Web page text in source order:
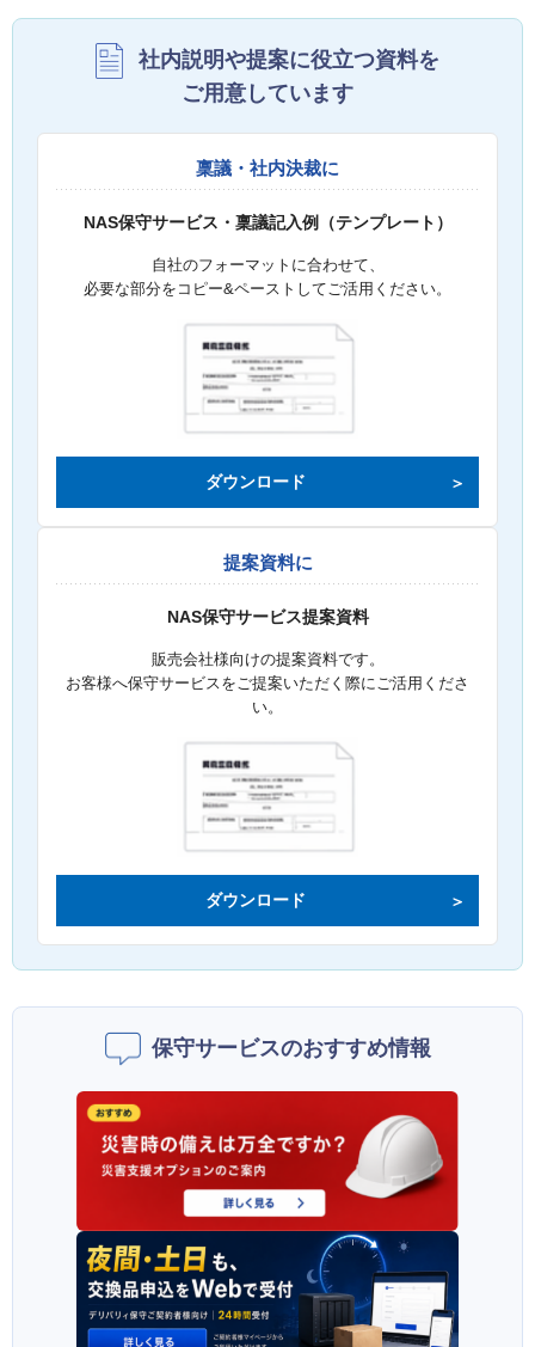
社内説明や提案に役立つ資料を
ご用意しています
稟議・社内決裁に
NAS保守サービス・稟議記入例（テンプレート）
自社のフォーマットに合わせて、
必要な部分をコピー&ペーストしてご活用ください。
ダウンロード
提案資料に
NAS保守サービス提案資料
販売会社様向けの提案資料です。
お客様へ保守サービスをご提案いただく際にご活用くださ
い。
ダウンロード
保守サービスのおすすめ情報